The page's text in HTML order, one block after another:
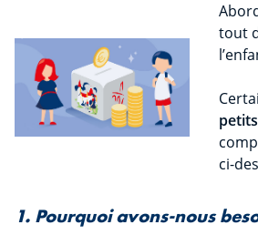
tout
petits
ci-
1. Pourquoi avons-nous